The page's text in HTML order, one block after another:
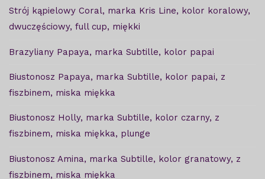
Strój kąpielowy Coral, marka Kris Line, kolor koralowy,
dwuczęściowy, full cup, miękki
Brazyliany Papaya, marka Subtille, kolor papai
Biustonosz Papaya, marka Subtille, kolor papai, z
fiszbinem, miska miękka
Biustonosz Holly, marka Subtille, kolor czarny, z
fiszbinem, miska miękka, plunge
Biustonosz Amina, marka Subtille, kolor granatowy, z
fiszbinem, miska miękka